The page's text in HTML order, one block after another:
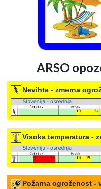
ARSO
Nevihte - zmerna
Visoka temperatura -
Požarna ogroženost -